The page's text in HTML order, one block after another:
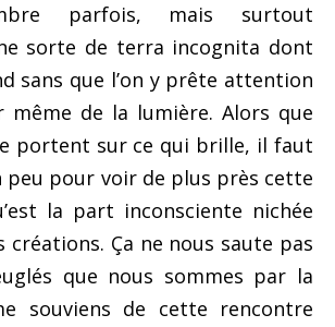
parfois, mais surtout
sorte de terra incognita dont
sans que l’on y prête attention
même de la lumière. Alors que
portent sur ce qui brille, il faut
peu pour voir de plus près cette
la part inconsciente nichée
créations. Ça ne nous saute pas
que nous sommes par la
souviens de cette rencontre